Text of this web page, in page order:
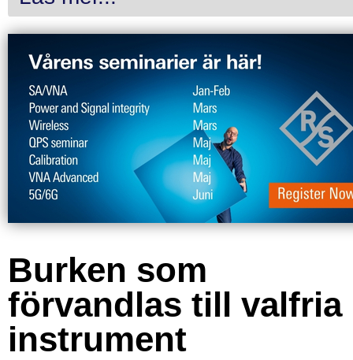
Burken som
förvandlas till valfria
instrument